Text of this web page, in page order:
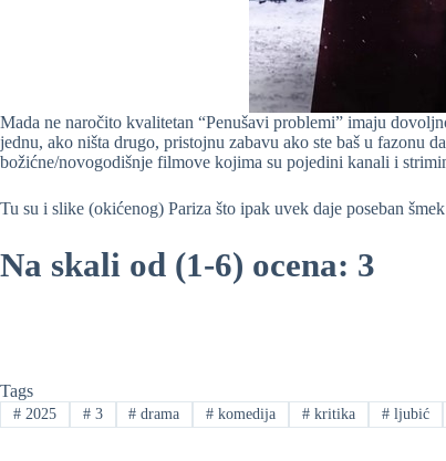
Mada ne naročito kvalitetan “Penušavi problemi” imaju
jednu, ako ništa drugo, pristojnu zabavu ako ste baš u fazonu
božićne/novogodišnje filmove kojima su pojedini kanali i
Tu su i slike (okićenog) Pariza što ipak uvek daje poseban
Na skali od (1-6) ocena: 3
Tags
#2025 #3 # drama # komedija # kritika #ljubić